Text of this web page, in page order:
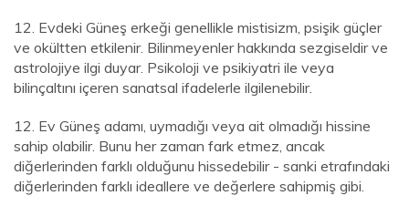
12. Evdeki Güneş erkeği genellikle mistisizm, psişik güçler
ve okültten etkilenir. Bilinmeyenler hakkında sezgiseldir ve
astrolojiye ilgi duyar. Psikoloji ve psikiyatri ile veya
bilinçaltını içeren sanatsal ifadelerle ilgilenebilir.
12. Ev Güneş adamı, uymadığı veya ait olmadığı hissine
sahip olabilir. Bunu her zaman fark etmez, ancak
diğerlerinden farklı olduğunu hissedebilir - sanki etrafındaki
diğerlerinden farklı ideallere ve değerlere sahipmiş gibi.